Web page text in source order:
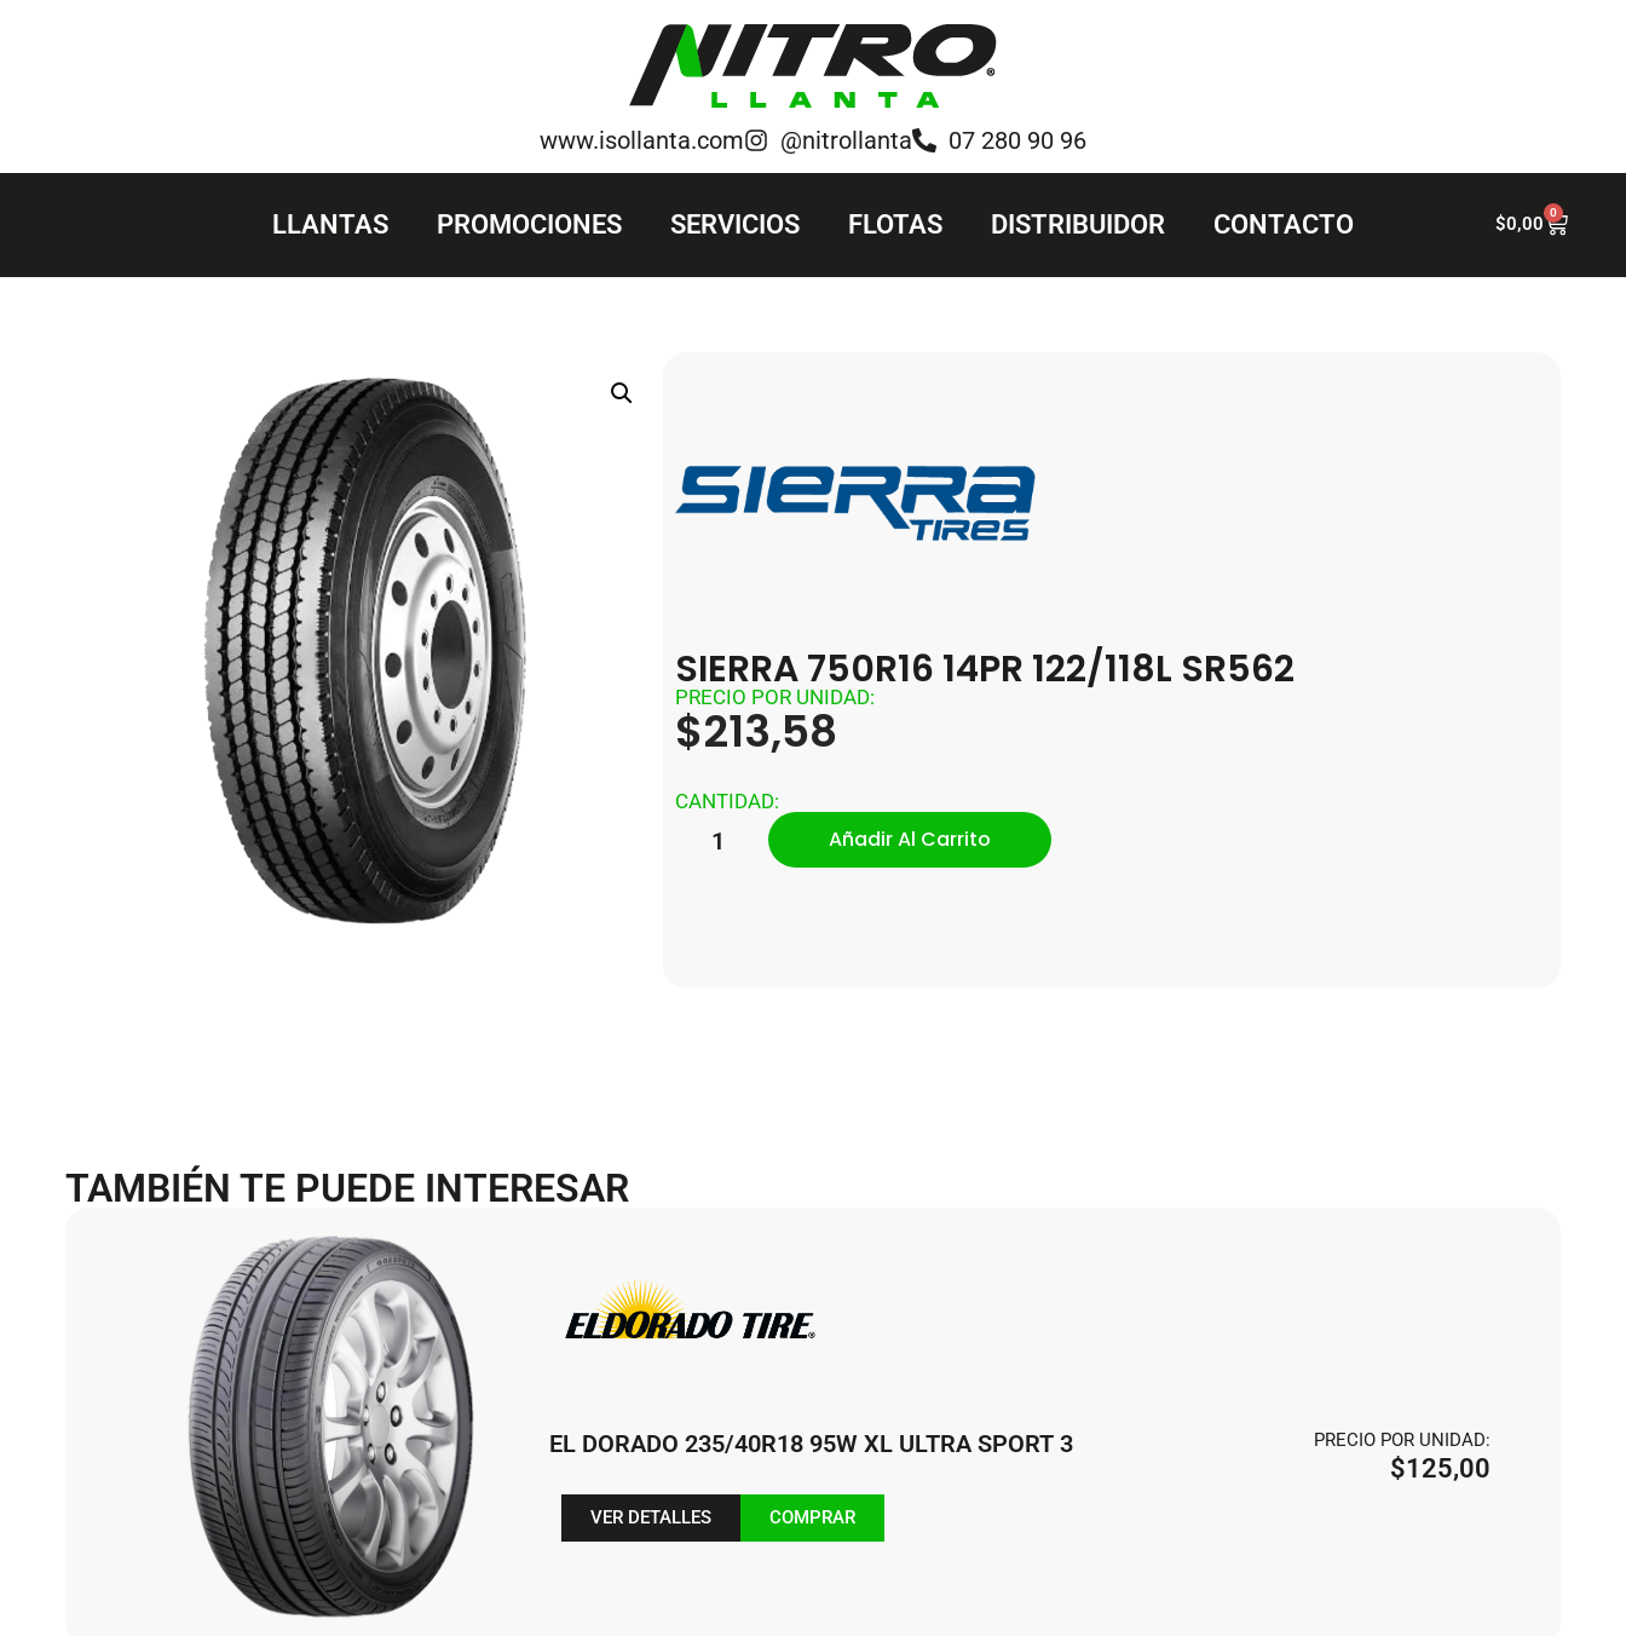
www.isollanta.com @nitrollanta 07 280 90 96
LLANTAS PROMOCIONES SERVICIOS FLOTAS DISTRIBUIDOR CONTACTO $0,00 0
SIERRA 750R16 14PR 122/118L SR562
PRECIO POR UNIDAD:
$213,58
CANTIDAD:
Añadir Al Carrito
TAMBIÉN TE PUEDE INTERESAR
EL DORADO 235/40R18 95W XL ULTRA SPORT 3 PRECIO POR UNIDAD:
$125,00
VER DETALLES COMPRAR